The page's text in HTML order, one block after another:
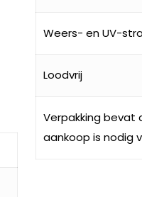
Weers- en UV-
Loodvrij
Verpakking bevat
aankoop is nodig